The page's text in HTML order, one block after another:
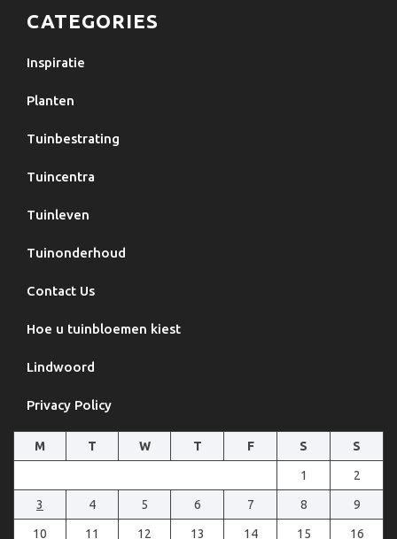
CATEGORIES
Inspiratie
Planten
Tuinbestrating
Tuincentra
Tuinleven
Tuinonderhoud
Contact Us
Hoe u tuinbloemen kiest
Lindwoord
Privacy Policy
M T W T F S S
1 2
3 4 5 6 7 8 9
10 11 12 13 14 15 16